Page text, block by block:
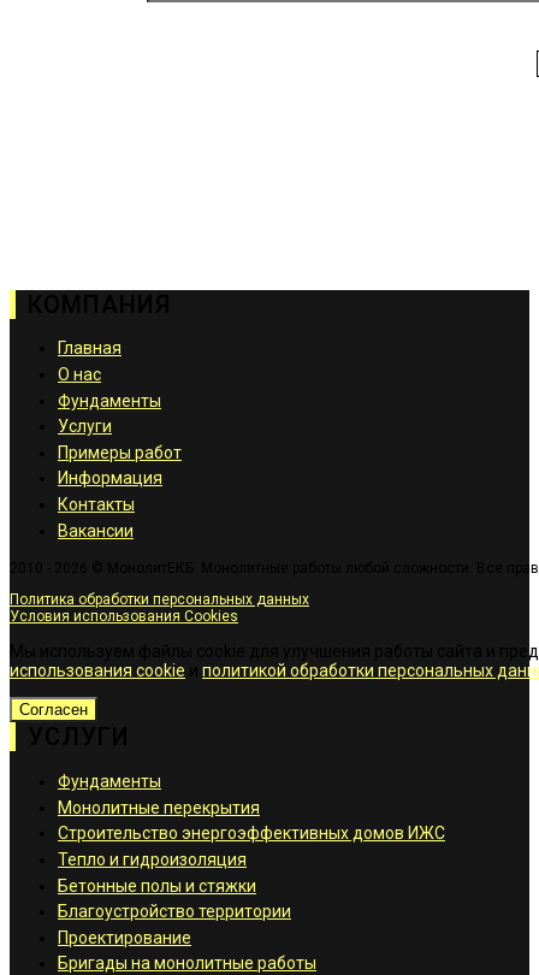
Главная
О нас
Фундаменты
Услуги
Примеры работ
Информация
Контакты
Вакансии
2010 - 2026 © МонолитЕКБ. Монолитные работы любой сложности. Все
Политика обработки персональных данных
Условия использования Cookies
Мы используем файлы cookie для улучшения работы сайта и
использования cookie
политикой обработки персональных
Согласен
Фундаменты
Монолитные перекрытия
Строительство энергоэффективных домов ИЖС
Тепло и гидроизоляция
Бетонные полы и стяжки
Благоустройство территории
Проектирование
Бригады на монолитные работы